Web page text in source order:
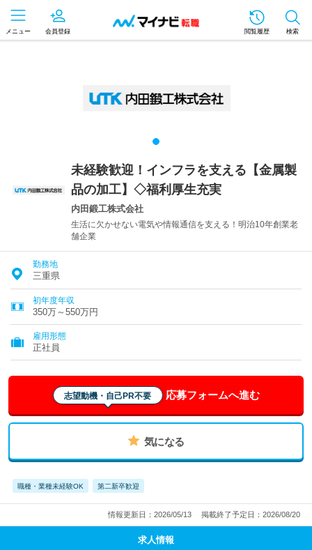
メニュー 会員登録 閲覧履歴 検索
未経験歓迎！インフラを支える【金属製
品の加工】◇福利厚生充実
内田鍛工株式会社
生活に欠かせない電気や情報通信を支える！明治10年創業老
舗企業
勤務地
三重県
初年度年収
350万～550万円
雇用形態
正社員
志望動機・自己PR不要 応募フォームへ進む
気になる
職種・業種未経験OK 第二新卒歓迎
情報更新日：2026/05/13 掲載終了予定日：2026/08/20
求人情報